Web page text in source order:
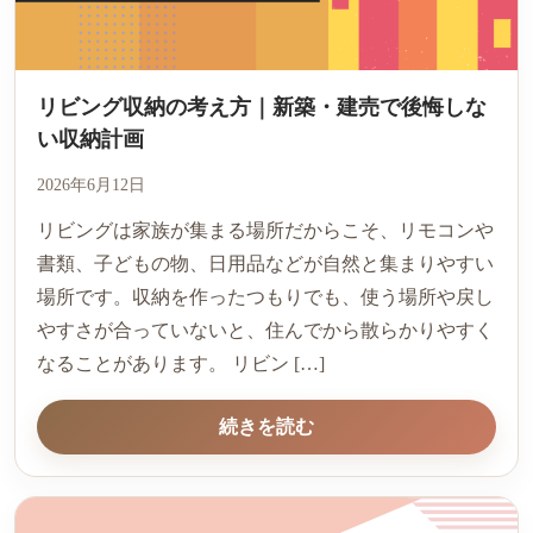
リビング収納の考え方｜新築・建売で後悔しな
い収納計画
2026年6月12日
リビングは家族が集まる場所だからこそ、リモコンや
書類、子どもの物、日用品などが自然と集まりやすい
場所です。収納を作ったつもりでも、使う場所や戻し
やすさが合っていないと、住んでから散らかりやすく
なることがあります。 リビン […]
続きを読む